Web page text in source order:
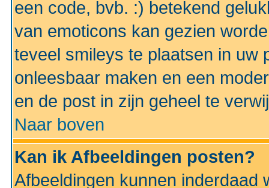
een code, bvb. :) betekend
van emoticons kan gezien
teveel smileys te plaatsen in uw
onleesbaar maken en een
en de post in zijn geheel te
Naar boven
Kan ik Afbeeldingen posten?
Afbeeldingen kunnen inderdaad